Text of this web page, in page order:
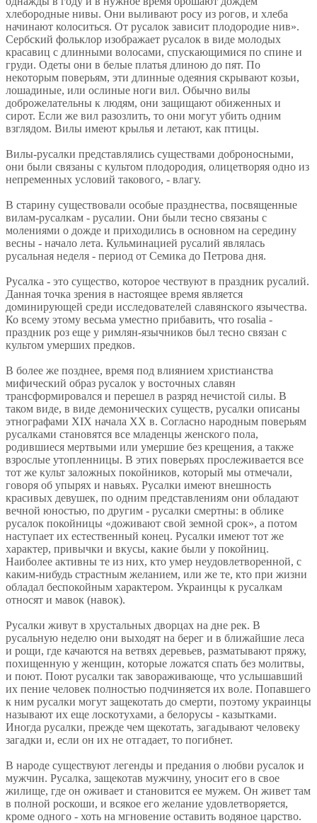
хлебородные нивы. Они выливают росу из рогов, и хлеба
начинают колоситься. От русалок зависит плодородие нив».
Сербский фольклор изображает русалок в виде молодых
красавиц с длинными волосами, спускающимися по спине и
груди. Одеты они в белые платья длиною до пят. По
некоторым поверьям, эти длинные одеяния скрывают козьи,
лошадиные, или ослиные ноги вил. Обычно вилы
доброжелательны к людям, они защищают обиженных и
сирот. Если же вил разозлить, то они могут убить одним
взглядом. Вилы имеют крылья и летают, как птицы.
Вилы-русалки представлялись существами доброносными,
они были связаны с культом плодородия, олицетворяя одно из
непременных условий такового, - влагу.
В старину существовали особые празднества, посвященные
вилам-русалкам - русалии. Они были тесно связаны с
молениями о дожде и приходились в основном на середину
весны - начало лета. Кульминацией русалий являлась
русальная неделя - период от Семика до Петрова дня.
Русалка - это существо, которое чествуют в праздник русалий.
Данная точка зрения в настоящее время является
доминирующей среди исследователей славянского язычества.
Ко всему этому весьма уместно прибавить, что rosalia -
праздник роз еще у римлян-язычников был тесно связан с
культом умерших предков.
В более же позднее, время под влиянием христианства
мифический образ русалок у восточных славян
трансформировался и перешел в разряд нечистой силы. В
таком виде, в виде демонических существ, русалки описаны
этнографами ХIХ начала XX в. Согласно народным поверьям
русалками становятся все младенцы женского пола,
родившиеся мертвыми или умершие без крещения, а также
взрослые утопленницы. В этих поверьях прослеживается все
тот же культ заложных покойников, который мы отмечали,
говоря об упырях и навьях. Русалки имеют внешность
красивых девушек, по одним представлениям они обладают
вечной юностью, по другим - русалки смертны: в облике
русалок покойницы «доживают свой земной срок», а потом
наступает их естественный конец. Русалки имеют тот же
характер, привычки и вкусы, какие были у покойниц.
Наиболее активны те из них, кто умер неудовлетворенной, с
каким-нибудь страстным желанием, или же те, кто при жизни
обладал беспокойным характером. Украинцы к русалкам
относят и мавок (навок).
Русалки живут в хрустальных дворцах на дне рек. В
русальную неделю они выходят на берег и в ближайшие леса
и рощи, где качаются на ветвях деревьев, разматывают пряжу,
похищенную у женщин, которые ложатся спать без молитвы,
и поют. Поют русалки так завораживающе, что услышавший
их пение человек полностью подчиняется их воле. Попавшего
к ним русалки могут защекотать до смерти, поэтому украинцы
называют их еще лоскотухами, а белорусы - казытками.
Иногда русалки, прежде чем щекотать, загадывают человеку
загадки и, если он их не отгадает, то погибнет.
В народе существуют легенды и предания о любви русалок и
мужчин. Русалка, защекотав мужчину, уносит его в свое
жилище, где он оживает и становится ее мужем. Он живет там
в полной роскоши, и всякое его желание удовлетворяется,
кроме одного - хоть на мгновение оставить водяное царство.